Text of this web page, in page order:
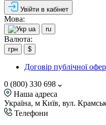
Увійти в кабінет
Мова:
ua ru
Валюта:
грн $
Договір публічної
0 (800) 330 698
Наша адреса
Україна, м Київ, вул.
Телефони